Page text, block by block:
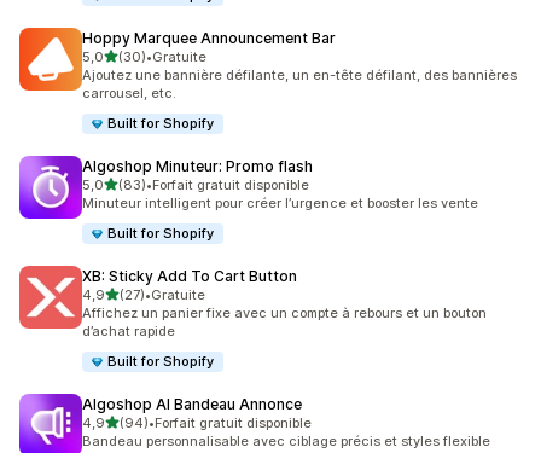
Hoppy Marquee Announcement Bar
5,0étoile(s) sur 5
(30)
30 avis au total
•Gratuite
Ajoutez une bannière défilante, un en-tête défilant, des bannières
carrousel, etc.
Built for Shopify
Algoshop Minuteur: Promo flash
5,0étoile(s) sur 5
(83)
83 avis au total
•Forfait gratuit disponible
Minuteur intelligent pour créer l’urgence et booster les vente
Built for Shopify
XB: Sticky Add To Cart Button
4,9étoile(s) sur 5
(27)
27 avis au total
•Gratuite
Affichez un panier fixe avec un compte à rebours et un bouton
d’achat rapide
Built for Shopify
Algoshop AI Bandeau Annonce
4,9étoile(s) sur 5
(94)
94 avis au total
•Forfait gratuit disponible
Bandeau personnalisable avec ciblage précis et styles flexible